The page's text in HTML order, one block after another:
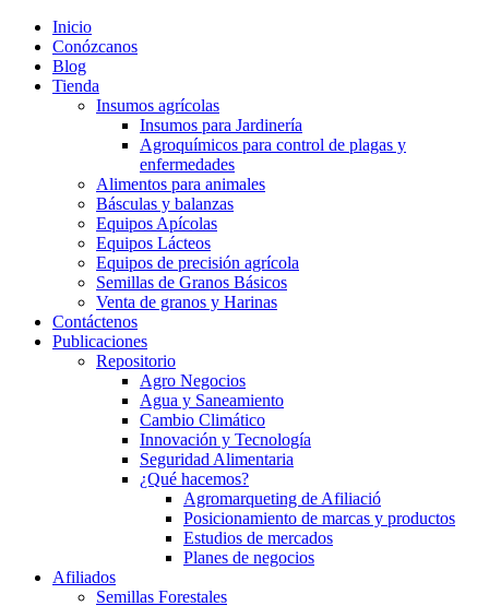
Inicio
Conózcanos
Blog
Tienda
Insumos agrícolas
Insumos para Jardinería
Agroquímicos para control de plagas y
enfermedades
Alimentos para animales
Básculas y balanzas
Equipos Apícolas
Equipos Lácteos
Equipos de precisión agrícola
Semillas de Granos Básicos
Venta de granos y Harinas
Contáctenos
Publicaciones
Repositorio
Agro Negocios
Agua y Saneamiento
Cambio Climático
Innovación y Tecnología
Seguridad Alimentaria
¿Qué hacemos?
Agromarqueting de Afiliació
Posicionamiento de marcas y productos
Estudios de mercados
Planes de negocios
Afiliados
Semillas Forestales